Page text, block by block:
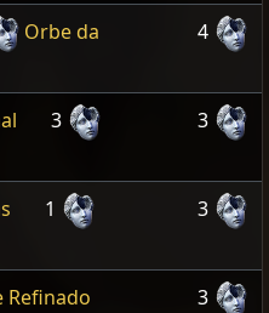
Orbe da
4
3
3
1
3
Refinado
3